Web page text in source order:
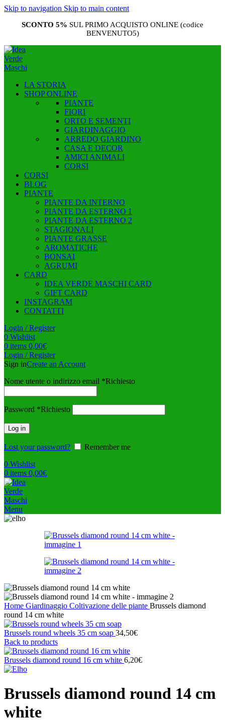
Skip to navigation Skip to main content
SCONTO 5% SUL PRIMO ACQUISTO ONLINE (codice
BENVENUTO5)
LA STORIA
SHOP ONLINE
PIANTE
FIORI
ORTO E SEMENTI
GIARDINAGGIO
ARREDO GIARDINO
CASA E DECOR
AMICI ANIMALI
CORSI
CORSI
BLOG
PIANTE
PIANTE DA INTERNO
PIANTE DA ESTERNO 1
PIANTE DA ESTERNO 2
STAGIONALI
PIANTE GRASSE
AROMATICHE
BONSAI
AGRUMI
CARD
IDEA VERDE MASCHI CARD
GIFT CARD
INSTAGRAM
CONTATTI
Login / Register
0 Wishlist
0 items 0,00€
Login / Register
Sign inCreate an Account
Nome utente o indirizzo email *Richiesto
Password *Richiesto
Log in
Lost your password?
Remember me
0 Wishlist
0 items 0,00€
Menu
Home Giardinaggio Coltivazione delle piante Brussels diamond
round 14 cm white
Brussels round wheels 35 cm soap 34,50€
Back to products
Brussels diamond round 16 cm white 6,20€
Brussels diamond round 14 cm
white